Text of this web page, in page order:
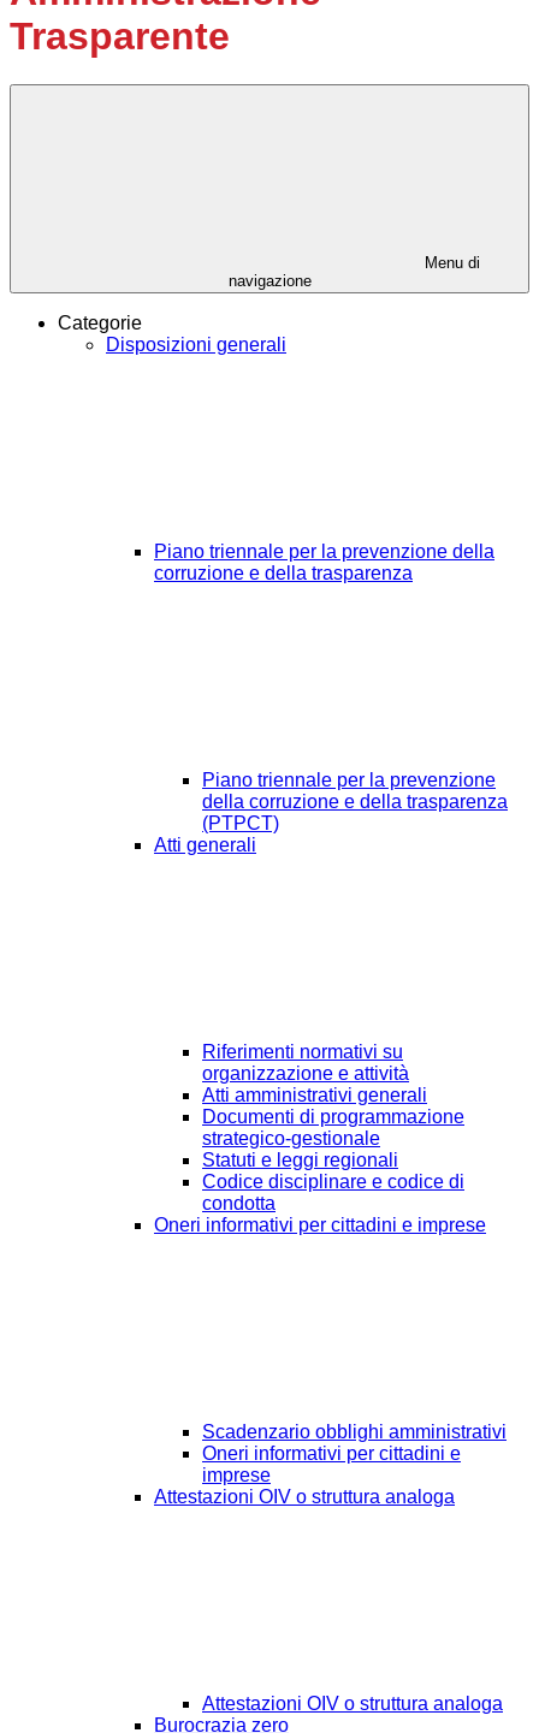
Trasparente
Menu di
navigazione
Categorie
Disposizioni generali
Piano triennale per la prevenzione della
corruzione e della trasparenza
Piano triennale per la prevenzione
della corruzione e della trasparenza
(PTPCT)
Atti generali
Riferimenti normativi su
organizzazione e attività
Atti amministrativi generali
Documenti di programmazione
strategico-gestionale
Statuti e leggi regionali
Codice disciplinare e codice di
condotta
Oneri informativi per cittadini e imprese
Scadenzario obblighi amministrativi
Oneri informativi per cittadini e
imprese
Attestazioni OIV o struttura analoga
Attestazioni OIV o struttura analoga
Burocrazia zero